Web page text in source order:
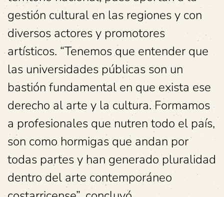
gestión cultural en las regiones y con
diversos actores y promotores
artísticos. “Tenemos que entender que
las universidades públicas son un
bastión fundamental en que exista ese
derecho al arte y la cultura. Formamos
a profesionales que nutren todo el país,
son como hormigas que andan por
todas partes y han generado pluralidad
dentro del arte contemporáneo